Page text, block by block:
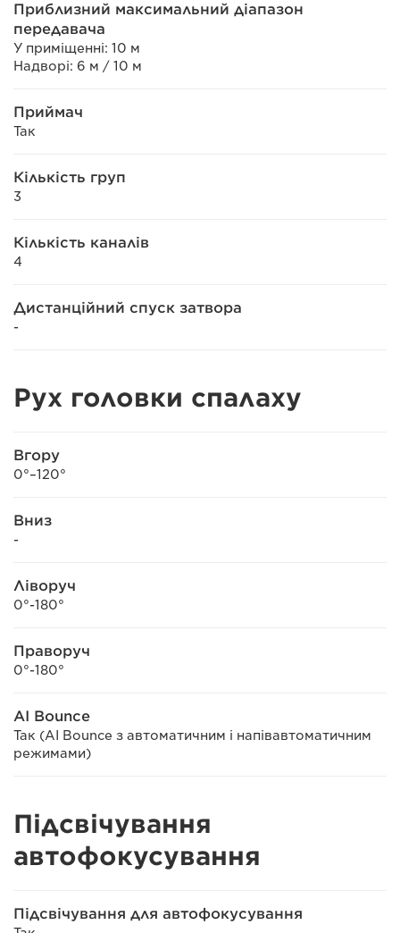
Приблизний максимальний діапазон
передавача
У приміщенні: 10 м
Надворі: 6 м / 10 м
Приймач
Так
Кількість груп
3
Кількість каналів
4
Дистанційний спуск затвора
-
Рух головки спалаху
Вгору
0°–120°
Вниз
-
Ліворуч
0°-180°
Праворуч
0°-180°
AI Bounce
Так (AI Bounce з автоматичним і напівавтоматичним
режимами)
Підсвічування
автофокусування
Підсвічування для автофокусування